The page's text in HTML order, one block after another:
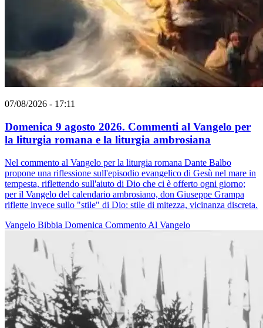
07/08/2026 - 17:11
Domenica 9 agosto 2026. Commenti al Vangelo per
la liturgia romana e la liturgia ambrosiana
Nel commento al Vangelo per la liturgia romana Dante Balbo
propone una riflessione sull'episodio evangelico di Gesù nel mare in
tempesta, riflettendo sull'aiuto di Dio che ci è offerto ogni giorno;
per il Vangelo del calendario ambrosiano, don Giuseppe Grampa
riflette invece sullo "stile" di Dio: stile di mitezza, vicinanza discreta.
Vangelo Bibbia Domenica Commento Al Vangelo